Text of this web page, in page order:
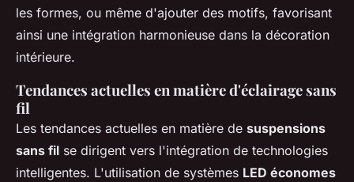
les formes, ou même d'ajouter des motifs, favorisant
ainsi une intégration harmonieuse dans la décoration
intérieure.
Tendances actuelles en matière d'éclairage sans
fil
Les tendances actuelles en matière de suspensions
sans fil se dirigent vers l'intégration de technologies
intelligentes. L'utilisation de systèmes LED économes